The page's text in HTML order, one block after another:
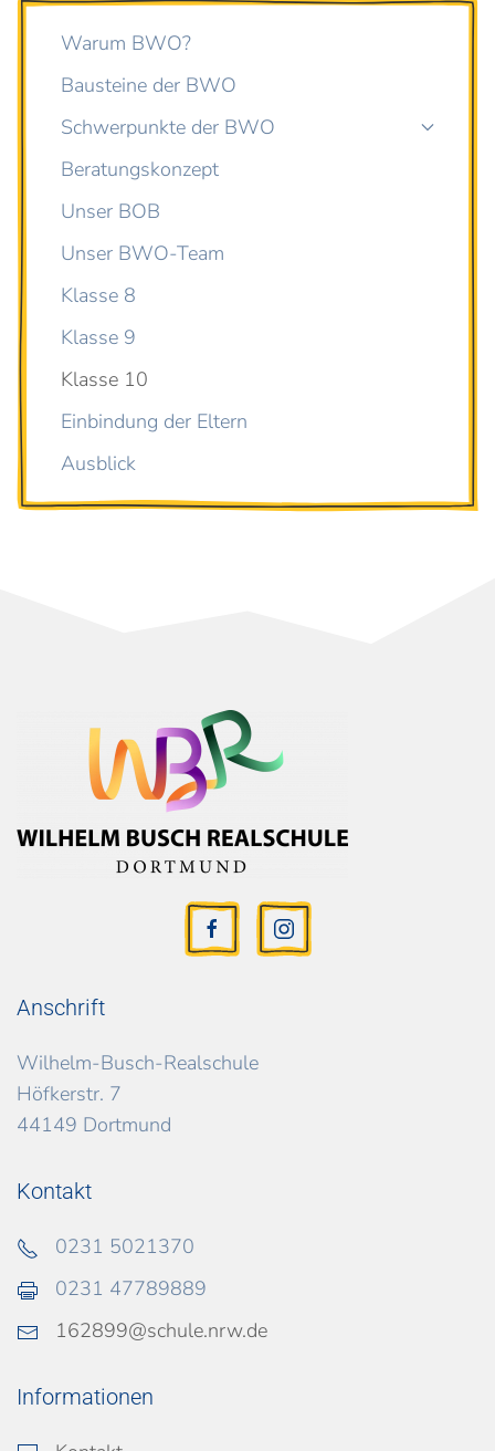
Warum BWO?
Bausteine der BWO
Schwerpunkte der BWO
Beratungskonzept
Unser BOB
Unser BWO-Team
Klasse 8
Klasse 9
Klasse 10
Einbindung der Eltern
Ausblick
Anschrift
Wilhelm-Busch-Realschule
Höfkerstr. 7
44149 Dortmund
Kontakt
0231 5021370
0231 47789889
162899@schule.nrw.de
Informationen